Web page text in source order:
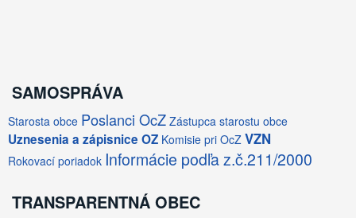
SAMOSPRÁVA
Starosta obce Poslanci OcZ Zástupca starostu obce
Uznesenia a zápisnice OZ Komisie pri OcZ VZN
Rokovací poriadok Informácie podľa z.č.211/2000
TRANSPARENTNÁ OBEC